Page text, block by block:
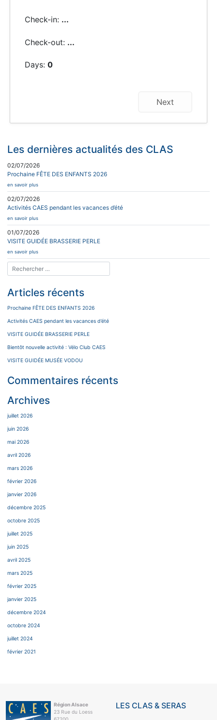
Check-in: ...
Check-out: ...
Days: 0
Next
Les dernières actualités des CLAS
02/07/2026
Prochaine FÊTE DES ENFANTS 2026
en savoir plus
02/07/2026
Activités CAES pendant les vacances d’été
en savoir plus
01/07/2026
VISITE GUIDÉE BRASSERIE PERLE
en savoir plus
Articles récents
Prochaine FÊTE DES ENFANTS 2026
Activités CAES pendant les vacances d’été
VISITE GUIDÉE BRASSERIE PERLE
Bientôt nouvelle activité : Vélo Club CAES
VISITE GUIDÉE MUSÉE VODOU
Commentaires récents
Archives
juillet 2026
juin 2026
mai 2026
avril 2026
mars 2026
février 2026
janvier 2026
décembre 2025
octobre 2025
juillet 2025
juin 2025
avril 2025
mars 2025
février 2025
janvier 2025
décembre 2024
octobre 2024
juillet 2024
février 2021
Région Alsace
23 Rue du Loess
LES CLAS & SERAS